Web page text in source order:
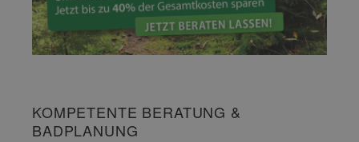
KOMPETENTE BERATUNG &
BADPLANUNG